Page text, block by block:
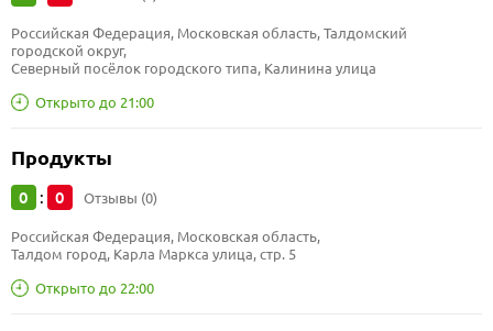
Открыто до 21:00
Российская Федерация, Московская область, Талдомский
городской округ,
Северный посёлок городского типа, Калинина улица
Продукты
0 : 0 Отзывы (0)
Открыто до 22:00
Российская Федерация, Московская область,
Талдом город, Карла Маркса улица, стр. 5